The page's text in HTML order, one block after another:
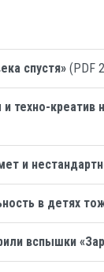
спустя» (PDF
техно-креатив
и
в детях
вспышки